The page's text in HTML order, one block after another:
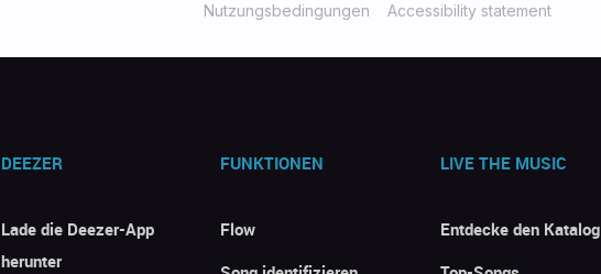
Nutzungsbedingungen Accessibility statement
DEEZER
Lade die Deezer-App
herunter
FUNKTIONEN
Flow
LIVE THE MUSIC
Entdecke den Katalog